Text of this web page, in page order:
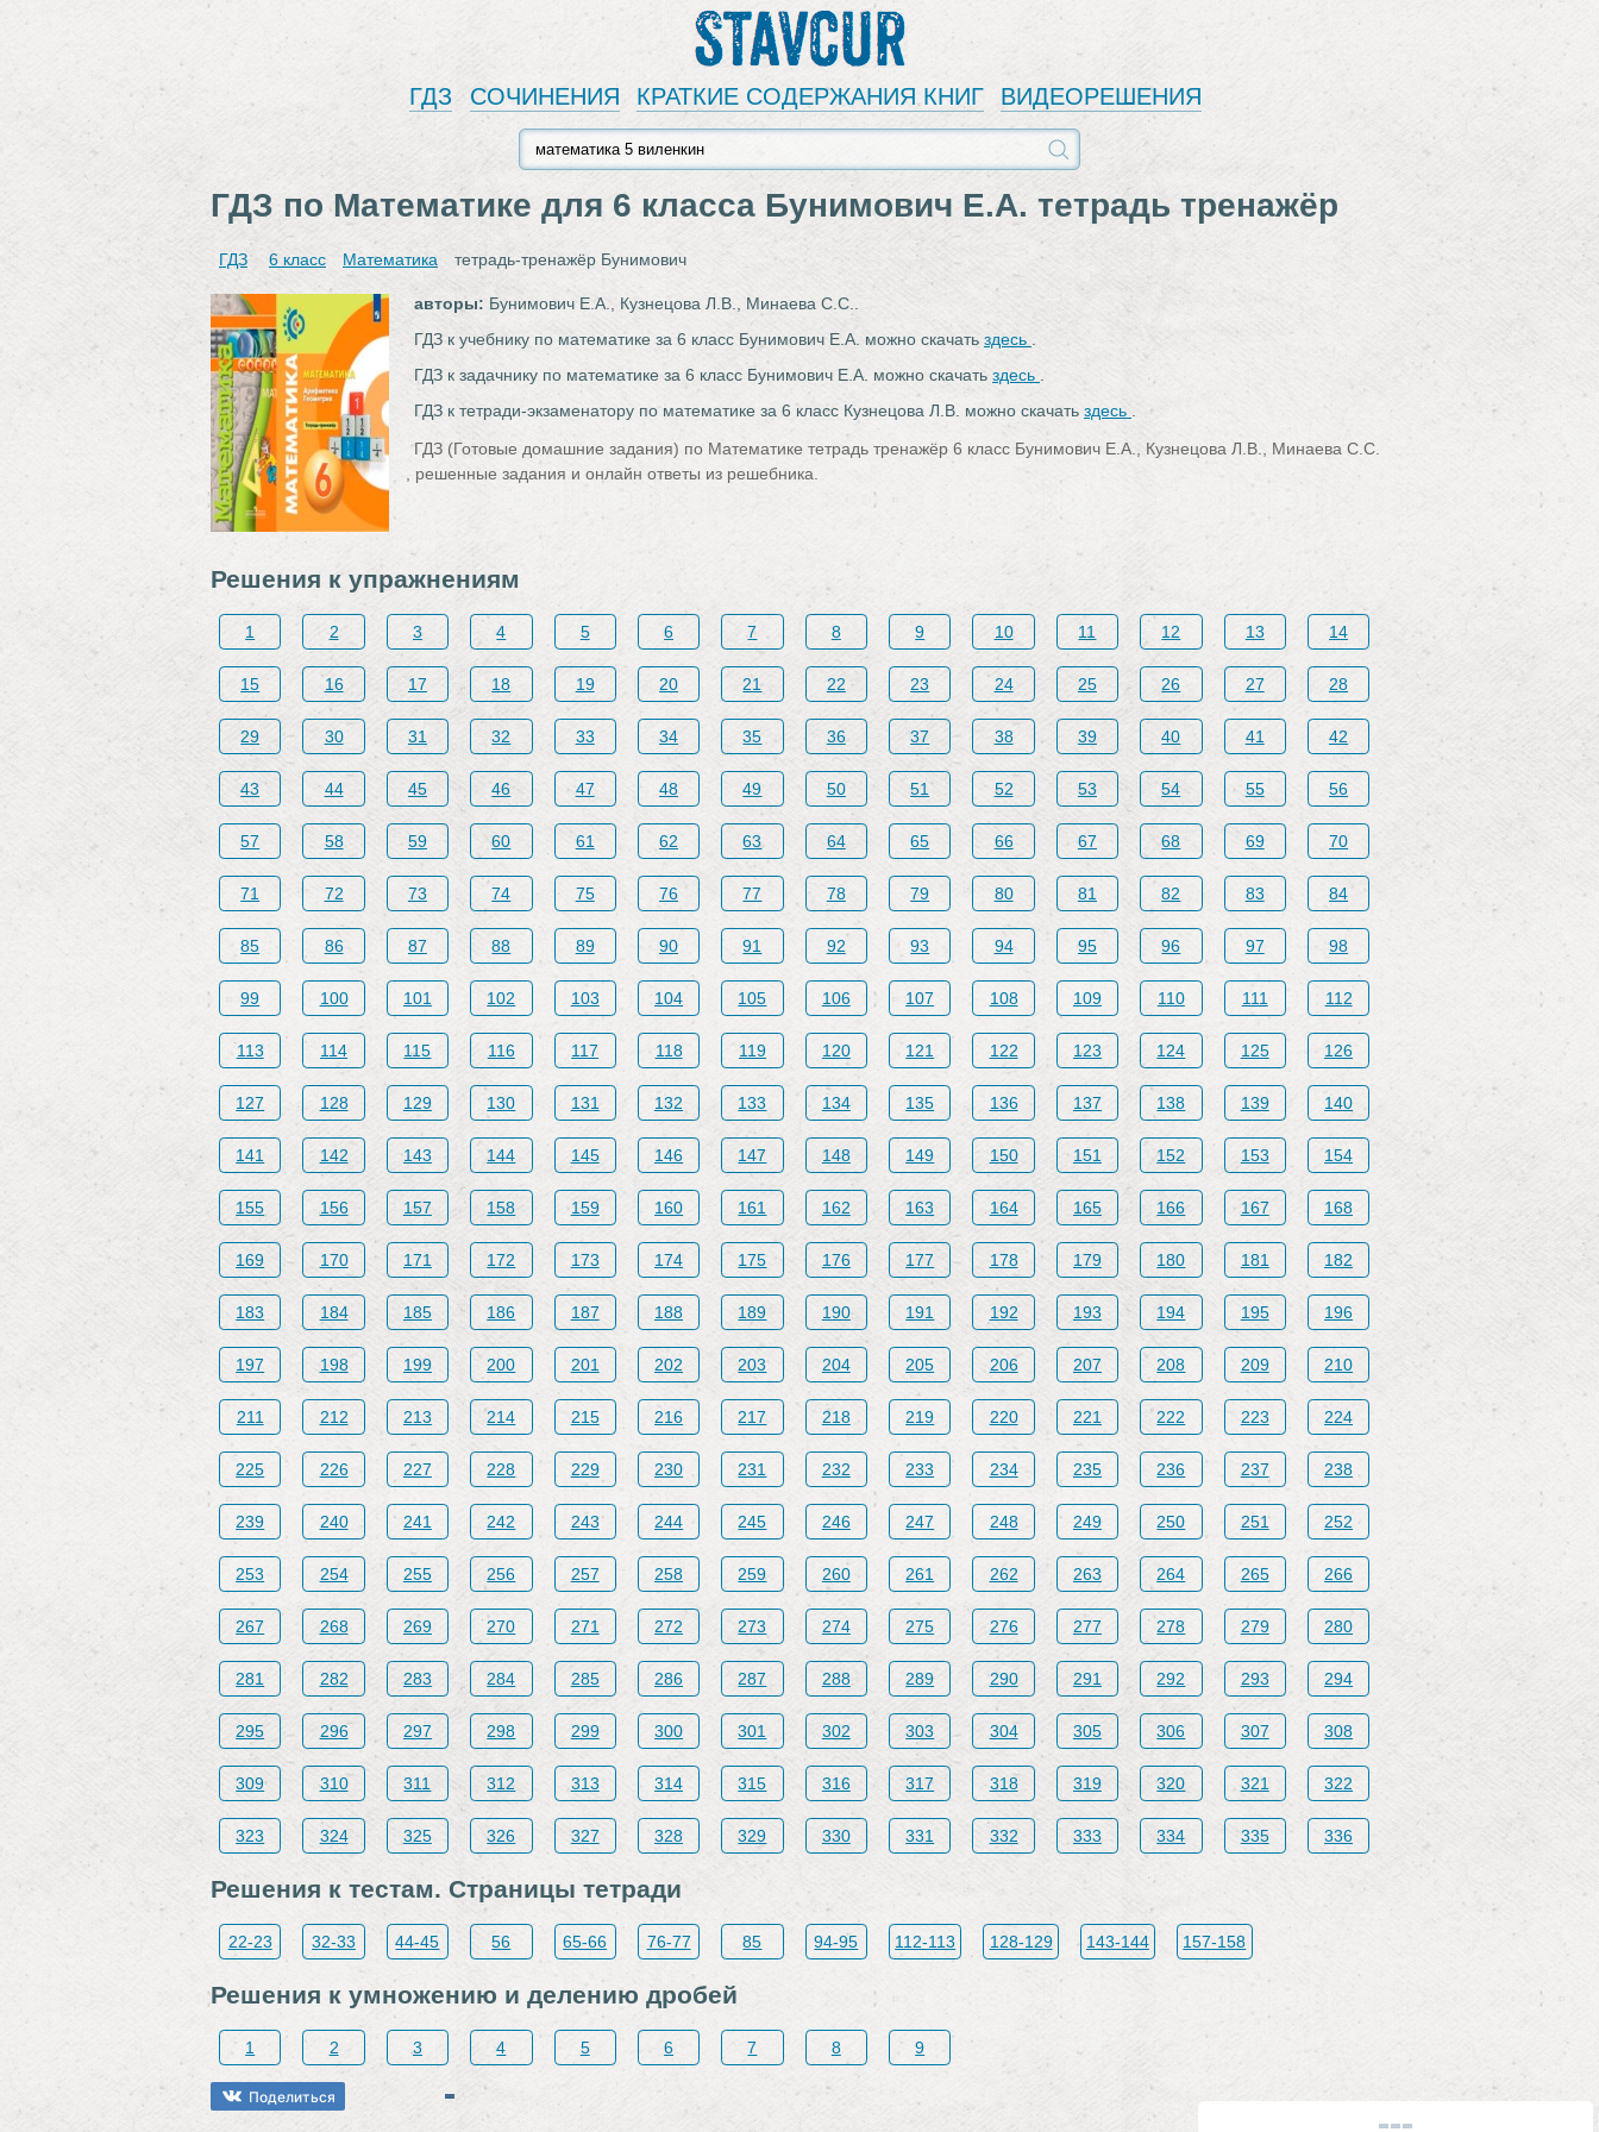
Stavcur
ГДЗ СОЧИНЕНИЯ КРАТКИЕ СОДЕРЖАНИЯ КНИГ ВИДЕОРЕШЕНИЯ
ГДЗ по Математике для 6 класса Бунимович Е.А. тетрадь тренажёр
ГДЗ 6 класс Математика тетрадь-тренажёр Бунимович
авторы: Бунимович Е.А., Кузнецова Л.В., Минаева С.С..
ГДЗ к учебнику по математике за 6 класс Бунимович Е.А. можно скачать здесь
ГДЗ к задачнику по математике за 6 класс Бунимович Е.А. можно скачать здесь
ГДЗ к тетради-экзаменатору по математике за 6 класс Кузнецова Л.В. можно скачать здесь
ГДЗ (Готовые домашние задания) по Математике тетрадь тренажёр 6 класс Бунимович Е.А., Кузнецова Л.В., Минаева С.С.
, решенные задания и онлайн ответы из решебника.
Решения к упражнениям
1 2 3 4 5 6 7 8 9 10 11 12 13 14
15 16 17 18 19 20 21 22 23 24 25 26 27 28
29 30 31 32 33 34 35 36 37 38 39 40 41 42
43 44 45 46 47 48 49 50 51 52 53 54 55 56
57 58 59 60 61 62 63 64 65 66 67 68 69 70
71 72 73 74 75 76 77 78 79 80 81 82 83 84
85 86 87 88 89 90 91 92 93 94 95 96 97 98
99 100 101 102 103 104 105 106 107 108 109 110 111 112
113 114 115 116 117 118 119 120 121 122 123 124 125 126
127 128 129 130 131 132 133 134 135 136 137 138 139 140
141 142 143 144 145 146 147 148 149 150 151 152 153 154
155 156 157 158 159 160 161 162 163 164 165 166 167 168
169 170 171 172 173 174 175 176 177 178 179 180 181 182
183 184 185 186 187 188 189 190 191 192 193 194 195 196
197 198 199 200 201 202 203 204 205 206 207 208 209 210
211 212 213 214 215 216 217 218 219 220 221 222 223 224
225 226 227 228 229 230 231 232 233 234 235 236 237 238
239 240 241 242 243 244 245 246 247 248 249 250 251 252
253 254 255 256 257 258 259 260 261 262 263 264 265 266
267 268 269 270 271 272 273 274 275 276 277 278 279 280
281 282 283 284 285 286 287 288 289 290 291 292 293 294
295 296 297 298 299 300 301 302 303 304 305 306 307 308
309 310 311 312 313 314 315 316 317 318 319 320 321 322
323 324 325 326 327 328 329 330 331 332 333 334 335 336
Решения к тестам. Страницы тетради
22-23 32-33 44-45 56 65-66 76-77 85 94-95 112-113 128-129 143-144 157-158
Решения к умножению и делению дробей
1 2 3 4 5 6 7 8 9
Поделиться